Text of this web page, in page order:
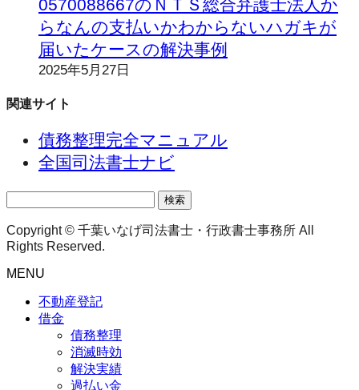
0570088667のＮＴＳ総合弁護士法人か
らなんの支払いかわからないハガキが
届いたケースの解決事例
2025年5月27日
関連サイト
債務整理完全マニュアル
全国司法書士ナビ
Copyright © 千葉いなげ司法書士・行政書士事務所 All
Rights Reserved.
MENU
不動産登記
借金
債務整理
消滅時効
解決実績
過払い金